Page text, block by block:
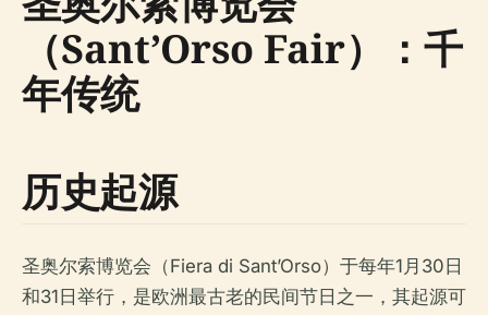
（Sant’Orso Fair）：千
年传统
历史起源
圣奥尔索博览会（Fiera di Sant’Orso）于每年1月30日
和31日举行，是欧洲最古老的民间节日之一，其起源可